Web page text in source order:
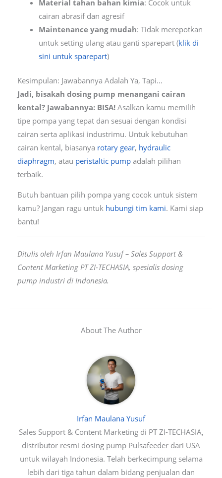
Material tahan bahan kimia: Cocok untuk
cairan abrasif dan agresif
Maintenance yang mudah: Tidak merepotkan
untuk setting ulang atau ganti sparepart (klik di
sini untuk sparepart)
Kesimpulan: Jawabannya Adalah Ya, Tapi…
Jadi, bisakah dosing pump menangani cairan
kental? Jawabannya: BISA!Asalkan kamu memilih
tipe pompa yang tepat dan sesuai dengan kondisi
cairan serta aplikasi industrimu. Untuk kebutuhan
cairan kental, biasanya rotary gear, hydraulic
diaphragm, atau peristaltic pumpadalah pilihan
terbaik.
Butuh bantuan pilih pompa yang cocok untuk sistem
kamu? Jangan ragu untuk hubungi tim kami. Kami siap
bantu!
Ditulis oleh Irfan Maulana Yusuf – Sales Support &
Content Marketing PT ZI-TECHASIA, spesialis dosing
pump industri di Indonesia.
About The Author
Irfan Maulana Yusuf
Sales Support & Content Marketing di PT ZI-TECHASIA,
distributor resmi dosing pump Pulsafeeder dari USA
untuk wilayah Indonesia. Telah berkecimpung selama
lebih dari tiga tahun dalam bidang penjualan dan